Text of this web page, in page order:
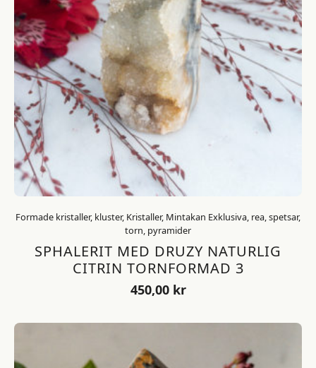
Formade kristaller, kluster, Kristaller, Mintakan Exklusiva, rea, spetsar,
torn, pyramider
SPHALERIT MED DRUZY NATURLIG
CITRIN TORNFORMAD 3
450,00 kr